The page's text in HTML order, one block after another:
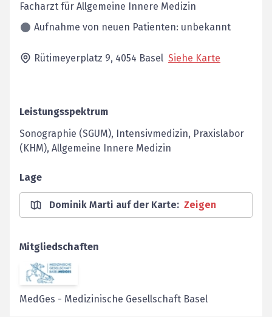
Facharzt für Allgemeine Innere Medizin
Aufnahme von neuen Patienten: unbekannt
Rütimeyerplatz 9, 4054 Basel Siehe Karte
Leistungsspektrum
Sonographie (SGUM), Intensivmedizin, Praxislabor
(KHM), Allgemeine Innere Medizin
Lage
Dominik Marti auf der Karte: Zeigen
Mitgliedschaften
MedGes - Medizinische Gesellschaft Basel